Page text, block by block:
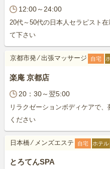
12:00～24:00
20代～50代の日本人セラピスト
て下さい
京都市発⁄出張マッサージ 自宅
楽庵 京都店
20：30～翌5:00
リラクゼーションボディケアで
ください
日本橋⁄ メンズエステ ホテル
自宅
とろてんSPA